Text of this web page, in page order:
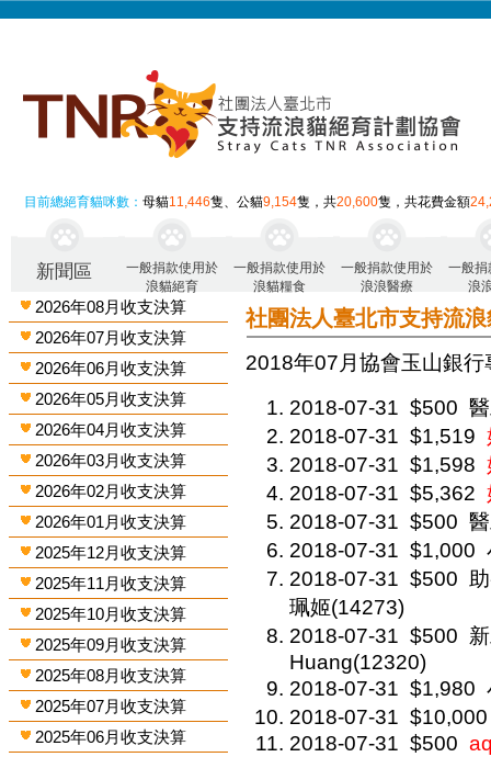
目前總絕育貓咪數：母貓11,446隻、公貓9,154隻，共20,600隻，共花費金額
新聞區
一般捐款使用於
浪貓絕育
一般捐款使用於
浪貓糧食
一般捐款使用於
浪浪醫療
一般捐
浪
2026年08月收支決算
2026年07月收支決算
2026年06月收支決算
2026年05月收支決算
2026年04月收支決算
2026年03月收支決算
2026年02月收支決算
2026年01月收支決算
2025年12月收支決算
2025年11月收支決算
2025年10月收支決算
2025年09月收支決算
2025年08月收支決算
2025年07月收支決算
2025年06月收支決算
社團法人臺北市支持流
2018年07月 協會玉山銀
2018-07-31 $500
2018-07-31 $1,519
2018-07-31 $1,598
2018-07-31 $5,362
2018-07-31 $500
2018-07-31 $1,000
2018-07-31 $500
珮姬(14273)
2018-07-31 $500
Huang(12320)
2018-07-31 $1,980
2018-07-31 $10,000
2018-07-31 $500